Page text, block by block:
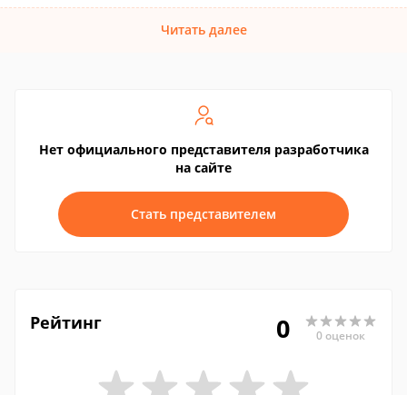
Читать далее
Нет официального представителя разработчика
на сайте
Стать представителем
Рейтинг 0 0 оценок